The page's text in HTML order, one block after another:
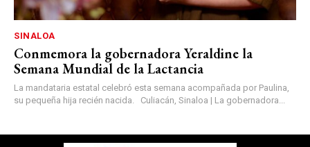
SINALOA
Conmemora la gobernadora Yeraldine la
Semana Mundial de la Lactancia
La mandataria estatal celebró esta semana acompañada por Paulina,
su pequeña hija recién nacida. Culiacán, Sinaloa | La gobernadora...